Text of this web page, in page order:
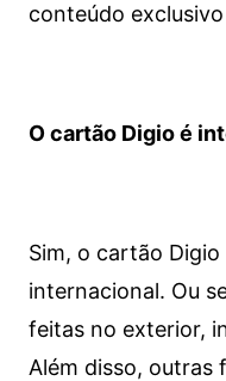
conteúdo
O cartão Digio é
Sim, o cartão
internacional. Ou
feitas no exterior,
Além disso, outras